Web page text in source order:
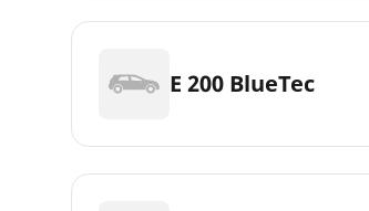
E 200 BlueTec